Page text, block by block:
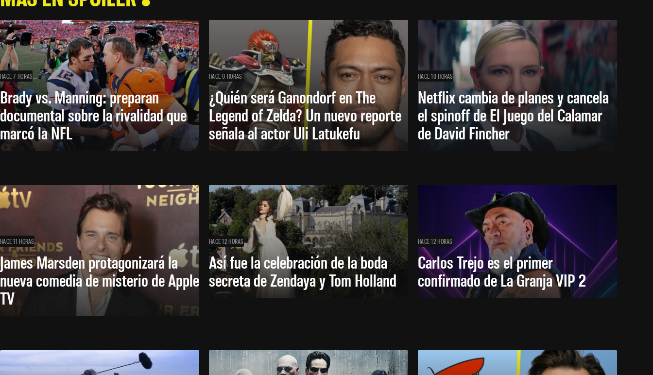
HACE 7 HORAS
Brady vs. Manning: preparan
documental sobre la rivalidad que
marcó la NFL
HACE 9 HORAS
¿Quién será Ganondorf en The
Legend of Zelda? Un nuevo reporte
señala al actor Uli Latukefu
HACE 10 HORAS
Netflix cambia de planes y cancela
el spinoff de El Juego del Calamar
de David Fincher
HACE 11 HORAS
James Marsden protagonizará la
nueva comedia de misterio de Apple
TV
HACE 12 HORAS
Así fue la celebración de la boda
secreta de Zendaya y Tom Holland
HACE 12 HORAS
Carlos Trejo es el primer
confirmado de La Granja VIP 2